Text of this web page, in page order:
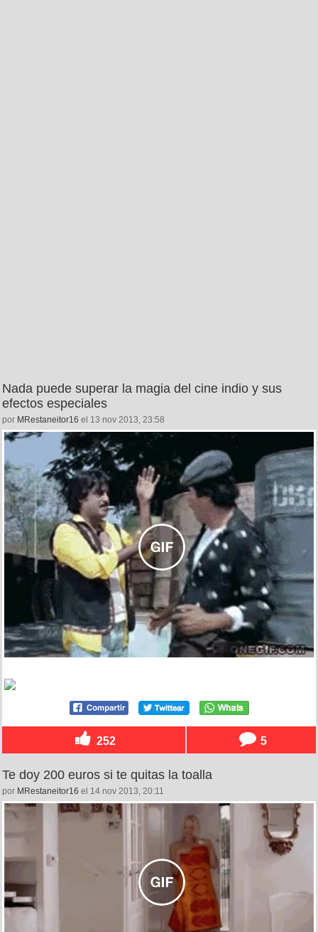
Nada puede superar la magia del cine indio y sus
efectos especiales
por MRestaneitor16 el 13 nov 2013, 23:58
252 5
Te doy 200 euros si te quitas la toalla
por MRestaneitor16 el 14 nov 2013, 20:11